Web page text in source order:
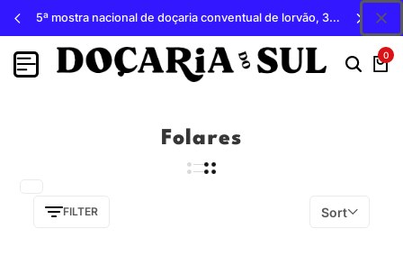
5ª mostra nacional de doçaria conventual de lorvão, 3, 4 e 5 de outubro 2026, penacova
0
Folares
FILTER Sort